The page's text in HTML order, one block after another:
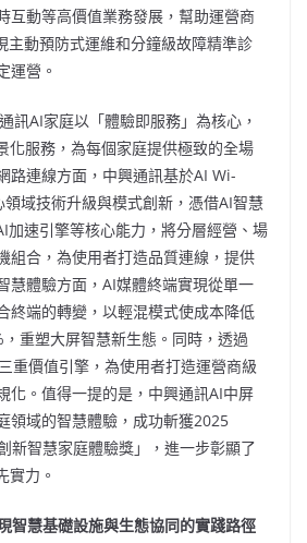
互動等高價值業務發展，幫助運營商
主動預防式運維和分鐘級故障精準診
運營。
訊AI家庭以「體驗即服務」為核心，
化服務，為每個家庭提供極致的全場
路連線方面，中興通訊基於AI Wi-
領域技術升級與模式創新，憑借AI智慧
加速引擎等核心能力，將分層經營、場
組合，為使用者打造品質連線，提供
慧體驗方面，AI媒體終端實現從單一
終端的轉變，以輕混模式使成本降低
重塑大屏智慧新生態。同時，透過
重價值引擎，為使用者打造運營商級
化。值得一提的是，中興通訊AI中屏
領域的智慧體驗，成功斬獲2025
新智慧家庭體驗獎」，進一步彰顯了
實力。
智慧基礎設施與生態協同的實踐路徑